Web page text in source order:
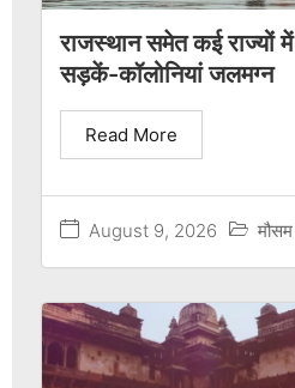
राजस्थान समेत कई राज्यों
सड़कें-कॉलोनियां जलमग्न
August 9, 2026 मौसम
Read More